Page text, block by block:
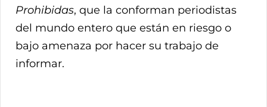
Prohibidas, que la conforman periodistas
del mundo entero que están en riesgo o
bajo amenaza por hacer su trabajo de
informar.